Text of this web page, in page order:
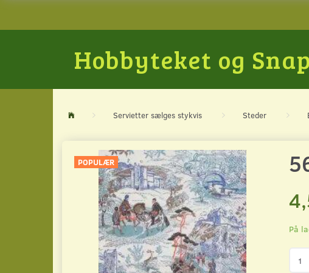
Hobbyteket og
Servietter sælges stykvis Steder
POPULÆR
På